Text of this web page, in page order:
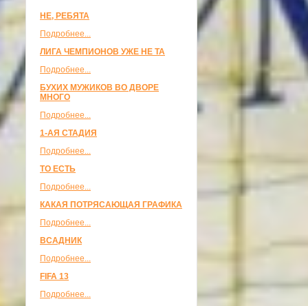
НЕ, РЕБЯТА
Подробнее...
ЛИГА ЧЕМПИОНОВ УЖЕ НЕ ТА
Подробнее...
БУХИХ МУЖИКОВ ВО ДВОРЕ
МНОГО
Подробнее...
1-АЯ СТАДИЯ
Подробнее...
ТО ЕСТЬ
Подробнее...
КАКАЯ ПОТРЯСАЮЩАЯ ГРАФИКА
Подробнее...
ВСАДНИК
Подробнее...
FIFA 13
Подробнее...